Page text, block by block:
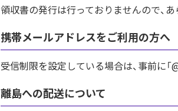
領収書の発行は行っておりませんので、
携帯メールアドレスをご利用の方へ
受信制限を設定している場合は、事前に
離島への配送について